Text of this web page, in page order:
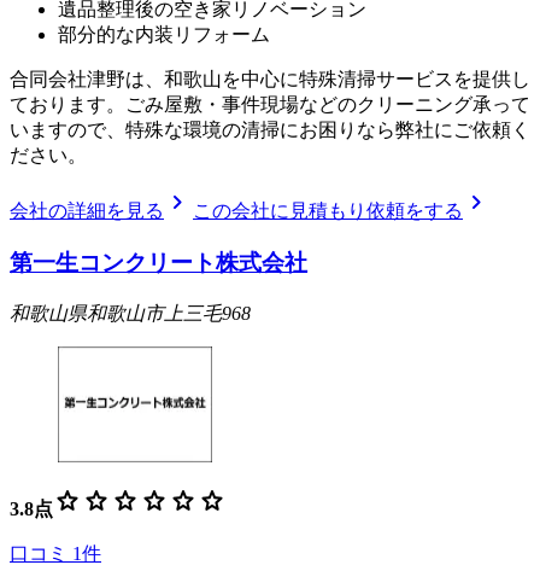
遺品整理後の空き家リノベーション
部分的な内装リフォーム
合同会社津野は、和歌山を中心に特殊清掃サービスを提供し
ております。ごみ屋敷・事件現場などのクリーニング承って
いますので、特殊な環境の清掃にお困りなら弊社にご依頼く
ださい。
会社の詳細を見る chevron_right この会社に見積もり依頼をする chevron_right
第一生コンクリート株式会社
和歌山県和歌山市上三毛968
3.8点 star star star star star star
口コミ 1件